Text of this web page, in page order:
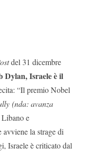
del 31 dicembre
Dylan, Israele è il
“Il premio Nobel
(nda: avanza
Libano e
la strage di
Israele è criticato dal